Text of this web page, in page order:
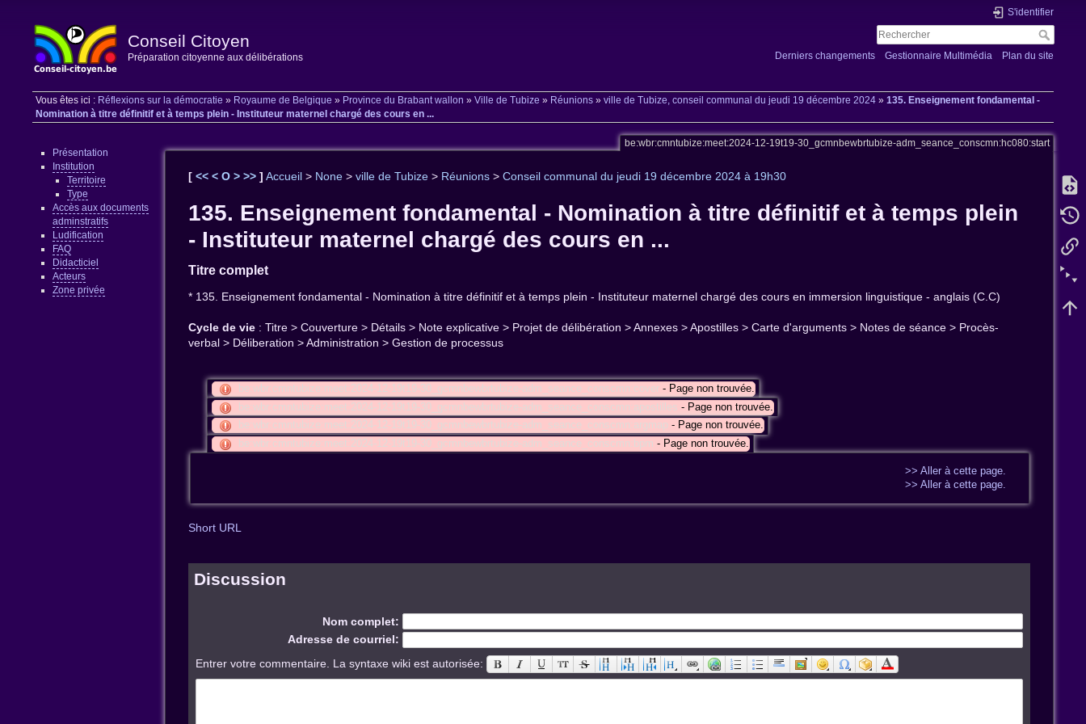
Conseil Citoyen
Préparation citoyenne aux délibérations
S'identifier
Derniers changements Gestionnaire Multimédia Plan du site
Vous êtes ici : Réflexions sur la démocratie » Royaume de Belgique » Province du Brabant wallon »Ville de Tubize » Réunions »ville de Tubize, conseil communal du jeudi 19 décembre 2024 »135. Enseignement fondamental -
Nomination à titre définitif et à temps plein - Instituteur maternel chargé des cours en ...
Présentation
Institution
Territoire
Type
Accès aux documents
adminstratifs
Ludification
FAQ
Didacticiel
Acteurs
Zone privée
be:wbr:cmntubize:meet:2024-12-19t19-30_gcmnbewbrtubize-adm_seance_conscmn:hc080:start
[<<<O>>>] Accueil > None >ville de Tubize > Réunions >Conseil communal du jeudi 19 décembre 2024 à 19h30
135. Enseignement fondamental - Nomination à titre définitif et à temps plein
- Instituteur maternel chargé des cours en ...
Titre complet
* 135. Enseignement fondamental - Nomination à titre définitif et à temps plein - Instituteur maternel chargé des cours en immersion linguistique - anglais (C.C)
Cycle de vie : Titre > Couverture > Détails > Note explicative > Projet de délibération > Annexes > Apostilles > Carte d'arguments > Notes de séance > Procès-
verbal > Déliberation > Administration > Gestion de processus
be:wbr:cmntubize:meet:2024-12-19t19-30_gcmnbewbrtubize-adm_seance_conscmn:cover- Page non trouvée.
be:wbr:cmntubize:meet:2024-12-19t19-30_gcmnbewbrtubize-adm_seance_conscmn:apostilles - Page non trouvée.
be:wbr:cmntubize:meet:2024-12-19t19-30_gcmnbewbrtubize-adm_seance_conscmn:argmap - Page non trouvée.
be:wbr:cmntubize:meet:2024-12-19t19-30_gcmnbewbrtubize-adm_seance_conscmn:bpm - Page non trouvée.
>> Aller à cette page.
>> Aller à cette page.
Short URL
Discussion
Nom complet:
Adresse de courriel:
Entrer votre commentaire. La syntaxe wiki est autorisée: